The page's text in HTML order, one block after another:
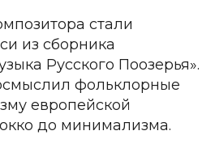
стали
из сборника
Русского Поозерья».
фольклорные
европейской
до минимализма.